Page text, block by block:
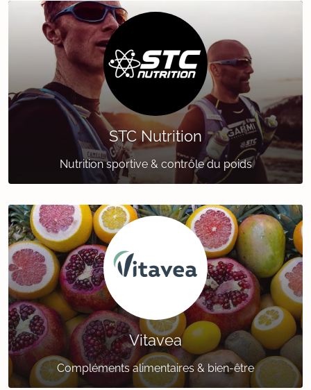
STC Nutrition
Nutrition sportive & contrôle du poids
Vitavea
Compléments alimentaires & bien-être